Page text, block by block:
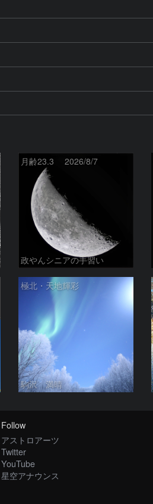
月齢23.3 2026/8/7
政やんシニアの手習い
極北・天地輝彩
駒沢 満晴
Follow
アストロアーツ
Twitter
YouTube
星空アナウンス